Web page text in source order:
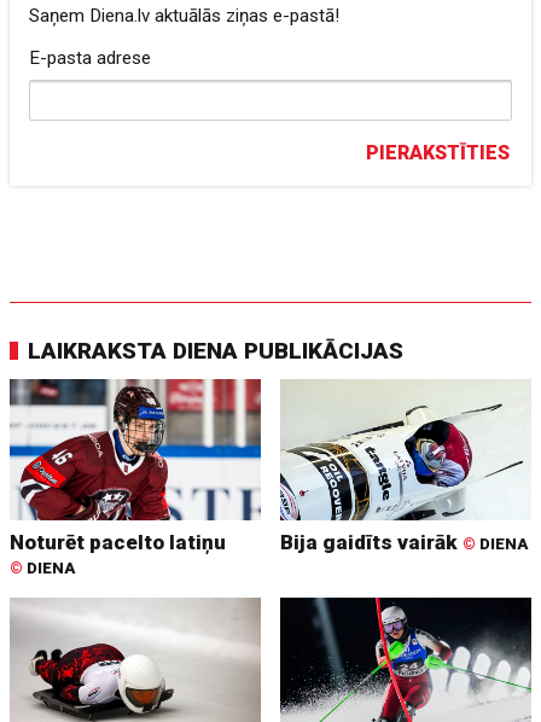
Saņem Diena.lv aktuālās ziņas e-pastā!
E-pasta adrese
PIERAKSTĪTIES
LAIKRAKSTA DIENA PUBLIKĀCIJAS
Noturēt pacelto latiņu
© DIENA
Bija gaidīts vairāk © DIENA